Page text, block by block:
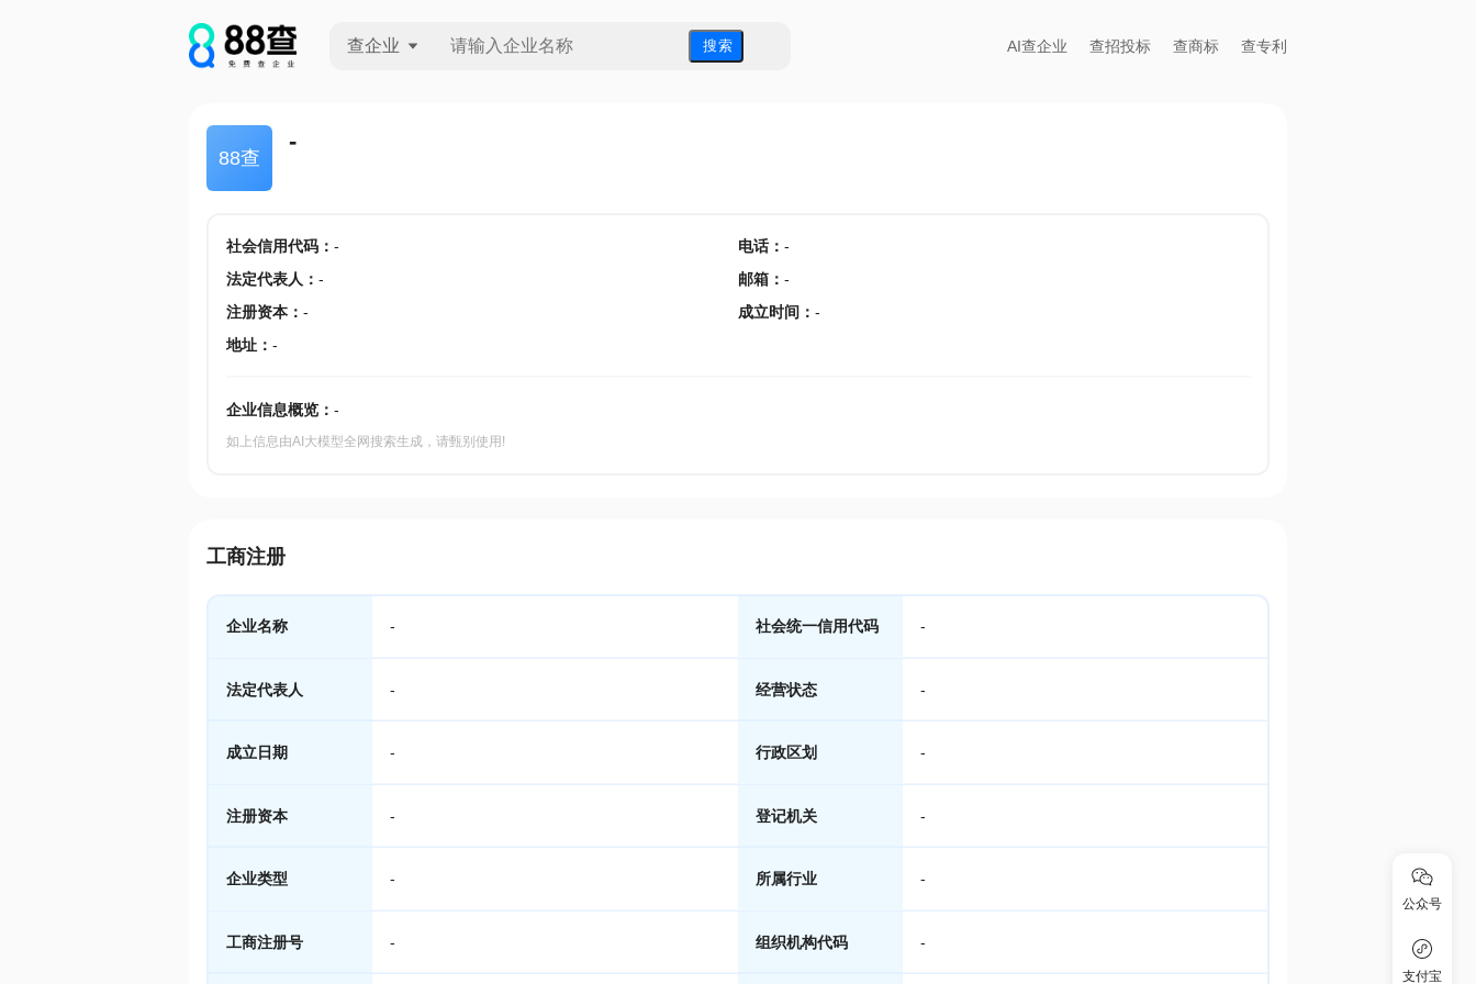
查企业 搜 索 AI查企业 查招投标 查商标 查专利
88查
-
社会信用代码： - 电话： -
法定代表人 ： - 邮箱 ： -
注册资本： - 成立时间 ： -
地址： -
企业信息概览： -
如上信息由AI大模型全网搜索生成，请甄别使用!
工商注册
企业名称 - 社会统一信用代码 -
法定代表人 - 经营状态 -
成立日期 - 行政区划 -
注册资本 - 登记机关 -
企业类型 - 所属行业 -
工商注册号 - 组织机构代码 -
公众号
支付宝